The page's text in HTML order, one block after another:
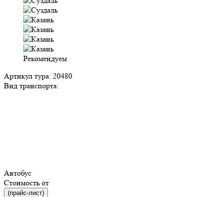
Рекомендуем
Артикул тура: 20480
Вид транспорта:
Автобус
Стоимость от
(прайс-лист)